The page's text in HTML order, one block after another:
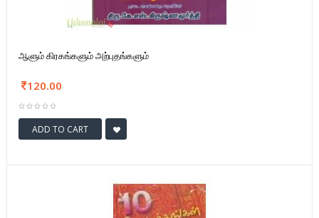
ஆளும் கிரகங்களும் அற்புதங்களும்
120.00
ADD TO CART